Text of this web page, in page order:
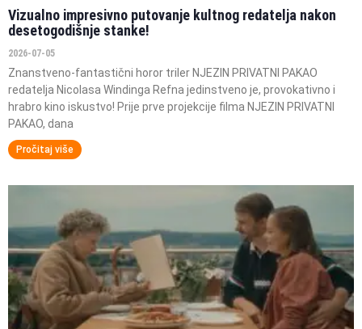
Vizualno impresivno putovanje kultnog redatelja nakon
desetogodišnje stanke!
2026-07-05
Znanstveno-fantastični horor triler NJEZIN PRIVATNI PAKAO
redatelja Nicolasa Windinga Refna jedinstveno je, provokativno i
hrabro kino iskustvo! Prije prve projekcije filma NJEZIN PRIVATNI
PAKAO, dana
Pročitaj više